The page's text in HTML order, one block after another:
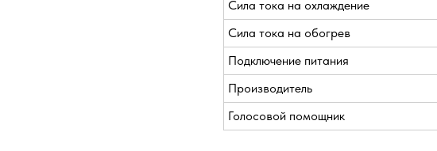
Сила тока на охлаждение
Сила тока на обогрев
Подключение питания
Производитель
Голосовой помощник